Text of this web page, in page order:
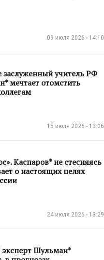
09 июля 2026 - 14:10
заслуженный учитель РФ
мечтает отомстить
15 июля 2026 - 13:06
Каспаров* не стесняясь
о настоящих целях
24 июля 2026 - 13:29
Шульман*